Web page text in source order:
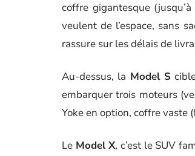
coffre gigantesque
veulent de l’espace, sans
rassure sur les délais de
Au-dessus, la Model S
embarquer trois moteurs
Yoke en option, coffre vaste
Le Model X, c’est le SUV